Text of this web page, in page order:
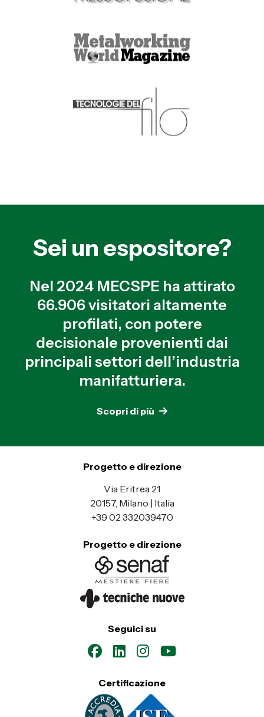
Sei un espositore?
Nel 2024 MECSPE ha attirato
66.906 visitatori altamente
profilati, con potere
decisionale provenienti dai
principali settori dell’industria
manifatturiera.
Scopri di più
Progetto e direzione
Via Eritrea 21
20157, Milano | Italia
+39 02 332039470
Progetto e direzione
Seguici su
Certificazione